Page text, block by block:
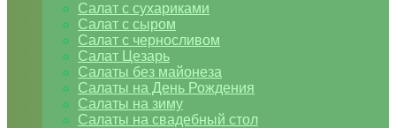
Салат с сухариками
Салат с сыром
Салат с черносливом
Салат Цезарь
Салаты без майонеза
Салаты на День Рождения
Салаты на зиму
Салаты на свадебный стол